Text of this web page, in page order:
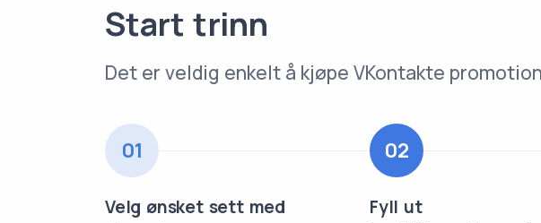
Start trinn
Det er veldig enkelt å kjøpe VKontakte
01
Velg ønsket sett med
02
Fyll ut